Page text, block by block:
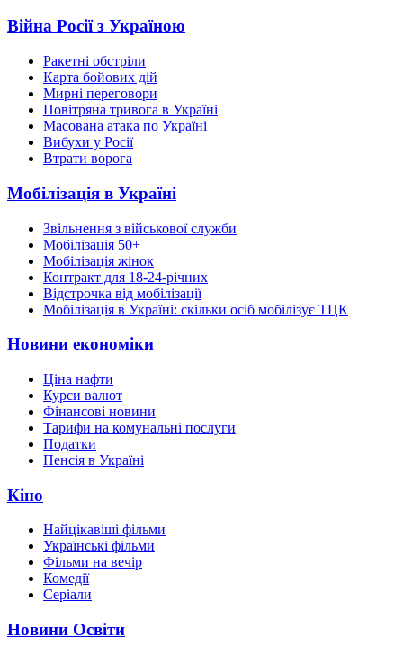
Війна Росії з Україною
Ракетні обстріли
Карта бойових дій
Мирні переговори
Повітряна тривога в Україні
Масована атака по Україні
Вибухи у Росії
Втрати ворога
Мобілізація в Україні
Звільнення з військової служби
Мобілізація 50+
Мобілізація жінок
Контракт для 18-24-річних
Відстрочка від мобілізації
Мобілізація в Україні: скільки осіб мобілізує ТЦК
Новини економіки
Ціна нафти
Курси валют
Фінансові новини
Тарифи на комунальні послуги
Податки
Пенсія в Україні
Кіно
Найцікавіші фільми
Українські фільми
Фільми на вечір
Комедії
Серіали
Новини Освіти